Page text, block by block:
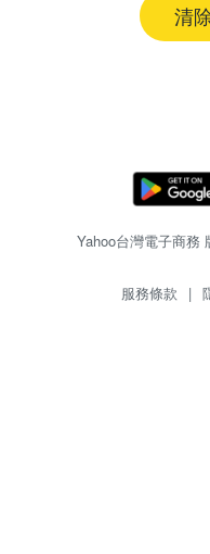
清
Yahoo台灣電子商務
服務條款 |